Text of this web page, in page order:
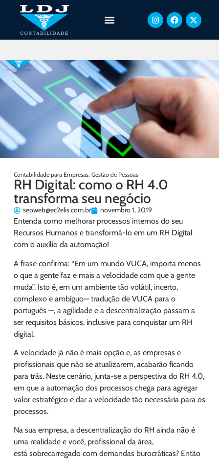
Contabilidade para Empresas, Gestão de Pessoas
RH Digital: como o RH 4.0
transforma seu negócio
seoweb@ec2elis.com.br novembro 1, 2019
Entenda como melhorar processos internos do seu
Recursos Humanos e transformá-lo em um RH Digital
com o auxílio da automação!
A frase confirma: “Em um mundo VUCA, importa menos
o que a gente faz e mais a velocidade com que a gente
muda”. Isto é, em um ambiente tão volátil, incerto,
complexo e ambíguo— tradução de VUCA para o
português —, a agilidade e a descentralização passam a
ser requisitos básicos, inclusive para conquistar um RH
digital.
A velocidade já não é mais opção e, as empresas e
profissionais que não se atualizarem, acabarão ficando
para trás. Neste cenário, junta-se a perspectiva do RH 4.0,
em que a automação dos processos chega para agregar
valor estratégico e dar a velocidade tão necessária para os
processos.
Na sua empresa, a descentralização do RH ainda não é
uma realidade e você, profissional da área,
está sobrecarregado com demandas burocráticas? Então